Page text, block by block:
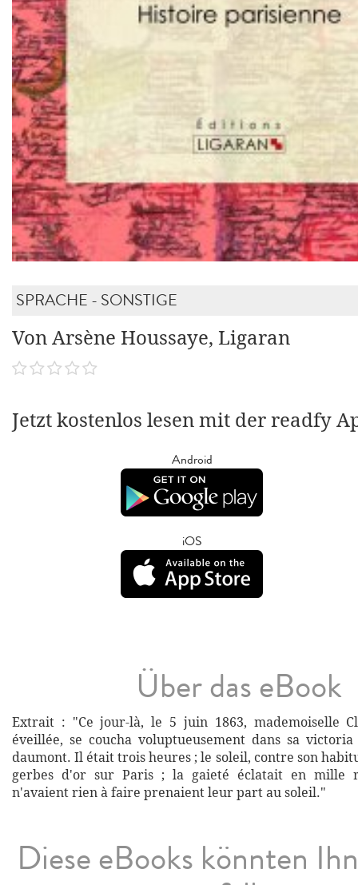
SPRACHE - SONSTIGE
Von Arsène Houssaye, Ligaran
Jetzt kostenlos lesen mit der readfy
Android
iOS
Über das eBook
Extrait : "Ce jour-là, le 5 juin 1863, mademoiselle
éveillée, se coucha voluptueusement dans sa
daumont. Il était trois heures ; le soleil, contre son
gerbes d'or sur Paris ; la gaieté éclatait en mille
n'avaient rien à faire prenaient leur part au soleil."
Diese eBooks könnten